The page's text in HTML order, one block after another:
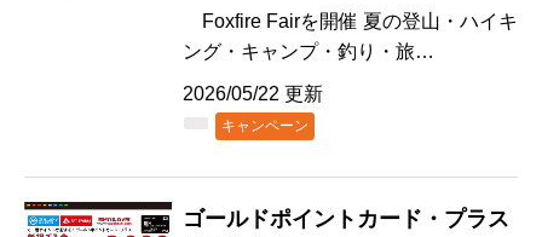
Foxfire Fairを開催 夏の登山・ハイキ
ング・キャンプ・釣り・旅…
2026/05/22 更新
キャンペーン
ゴールドポイントカード・プラス